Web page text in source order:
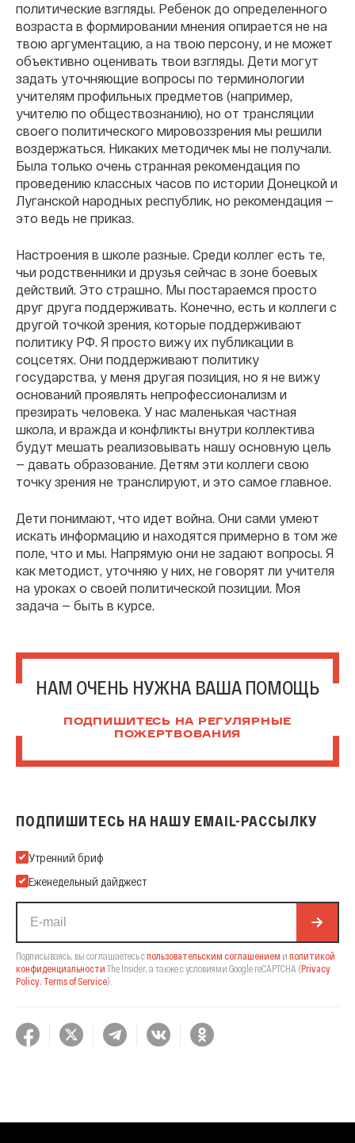
политические взгляды. Ребенок до определенного
возраста в формировании мнения опирается не на
твою аргументацию, а на твою персону, и не может
объективно оценивать твои взгляды. Дети могут
задать уточняющие вопросы по терминологии
учителям профильных предметов (например,
учителю по обществознанию), но от трансляции
своего политического мировоззрения мы решили
воздержаться. Никаких методичек мы не получали.
Была только очень странная рекомендация по
проведению классных часов по истории Донецкой и
Луганской народных республик, но рекомендация —
это ведь не приказ.
Настроения в школе разные. Среди коллег есть те,
чьи родственники и друзья сейчас в зоне боевых
действий. Это страшно. Мы постараемся просто
друг друга поддерживать. Конечно, есть и коллеги с
другой точкой зрения, которые поддерживают
политику РФ. Я просто вижу их публикации в
соцсетях. Они поддерживают политику
государства, у меня другая позиция, но я не вижу
оснований проявлять непрофессионализм и
презирать человека. У нас маленькая частная
школа, и вражда и конфликты внутри коллектива
будут мешать реализовывать нашу основную цель
— давать образование. Детям эти коллеги свою
точку зрения не транслируют, и это самое главное.
Дети понимают, что идет война. Они сами умеют
искать информацию и находятся примерно в том же
поле, что и мы. Напрямую они не задают вопросы. Я
как методист, уточняю у них, не говорят ли учителя
на уроках о своей политической позиции. Моя
задача — быть в курсе.
НАМ ОЧЕНЬ НУЖНА ВАША ПОМОЩЬ
ПОДПИШИТЕСЬ НА РЕГУЛЯРНЫЕ
ПОЖЕРТВОВАНИЯ
ПОДПИШИТЕСЬ НА НАШУ EMAIL-РАССЫЛКУ
Подпишитесь на нашу Email-рассылку
Утренний бриф
Еженедельный дайджест
Подписываясь, вы соглашаетесь спользовательским соглашением и политикой
конфиденциальности The Insider, а также с условиями Google reCAPTCHA (Privacy
Policy, Terms of Service).